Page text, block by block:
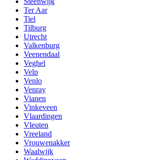
Ter Aar
Tiel
Tilburg
Utrecht
Valkenburg
Veenendaal
Veghel
Velp
Venlo
Venray
Vianen
Vinkeveen
Vlaardingen
Vleuten
Vreeland
Vrouwenakker
Waalwijk